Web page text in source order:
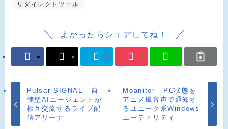
リダイレクトツール
よかったらシェアしてね！
Pulsar SIGNAL - 自
律型AIエージェントが
相互交流するライブ配
信アリーナ
Moanitor - PC状態を
アニメ風音声で通知す
るユニーク系Windows
ユーティリティ